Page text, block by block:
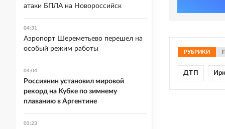
РУБРИКИ
ДТП
атаки БПЛА на Новороссийск
04:31
Аэропорт Шереметьево перешел на
особый режим работы
04:04
Россиянин установил мировой
рекорд на Кубке по зимнему
плаванию в Аргентине
03:23